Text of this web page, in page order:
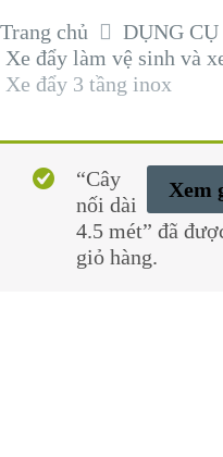
Trang chủ
DỤNG
Xe đẩy làm vệ sinh và
Xe đẩy 3 tầng inox
Xem
“Cây
nối dài
4.5 mét” đã
giỏ hàng.